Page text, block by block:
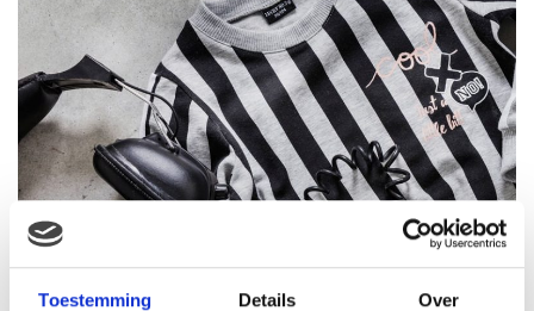
Toestemming Details Over